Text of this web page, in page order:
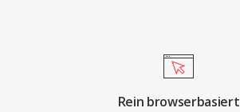
Rein browserbasiert